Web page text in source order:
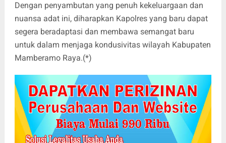
Dengan penyambutan yang penuh kekeluargaan dan
nuansa adat ini, diharapkan Kapolres yang baru dapat
segera beradaptasi dan membawa semangat baru
untuk dalam menjaga kondusivitas wilayah Kabupaten
Mamberamo Raya.(*)